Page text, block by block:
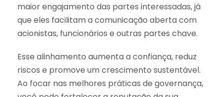
maior engajamento das partes interessadas, já
que eles facilitam a comunicação aberta com
acionistas, funcionários e outras partes chave.
Esse alinhamento aumenta a confiança, reduz
riscos e promove um crescimento sustentável.
Ao focar nas melhores práticas de governança,